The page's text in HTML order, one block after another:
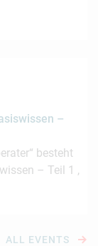
–
besteht
– Teil 1 ,
ALL EVENTS